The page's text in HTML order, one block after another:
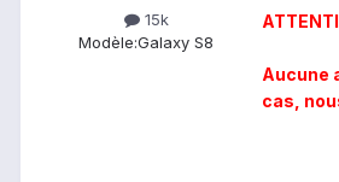
15k
Modèle:Galaxy S8
Aucune
cas,